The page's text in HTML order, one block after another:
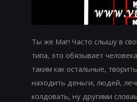
Ты же Маг! Часто слышу в
типа, это обязывает
таким как остальные,
находить деньги, людей,
колдовать, ну другими